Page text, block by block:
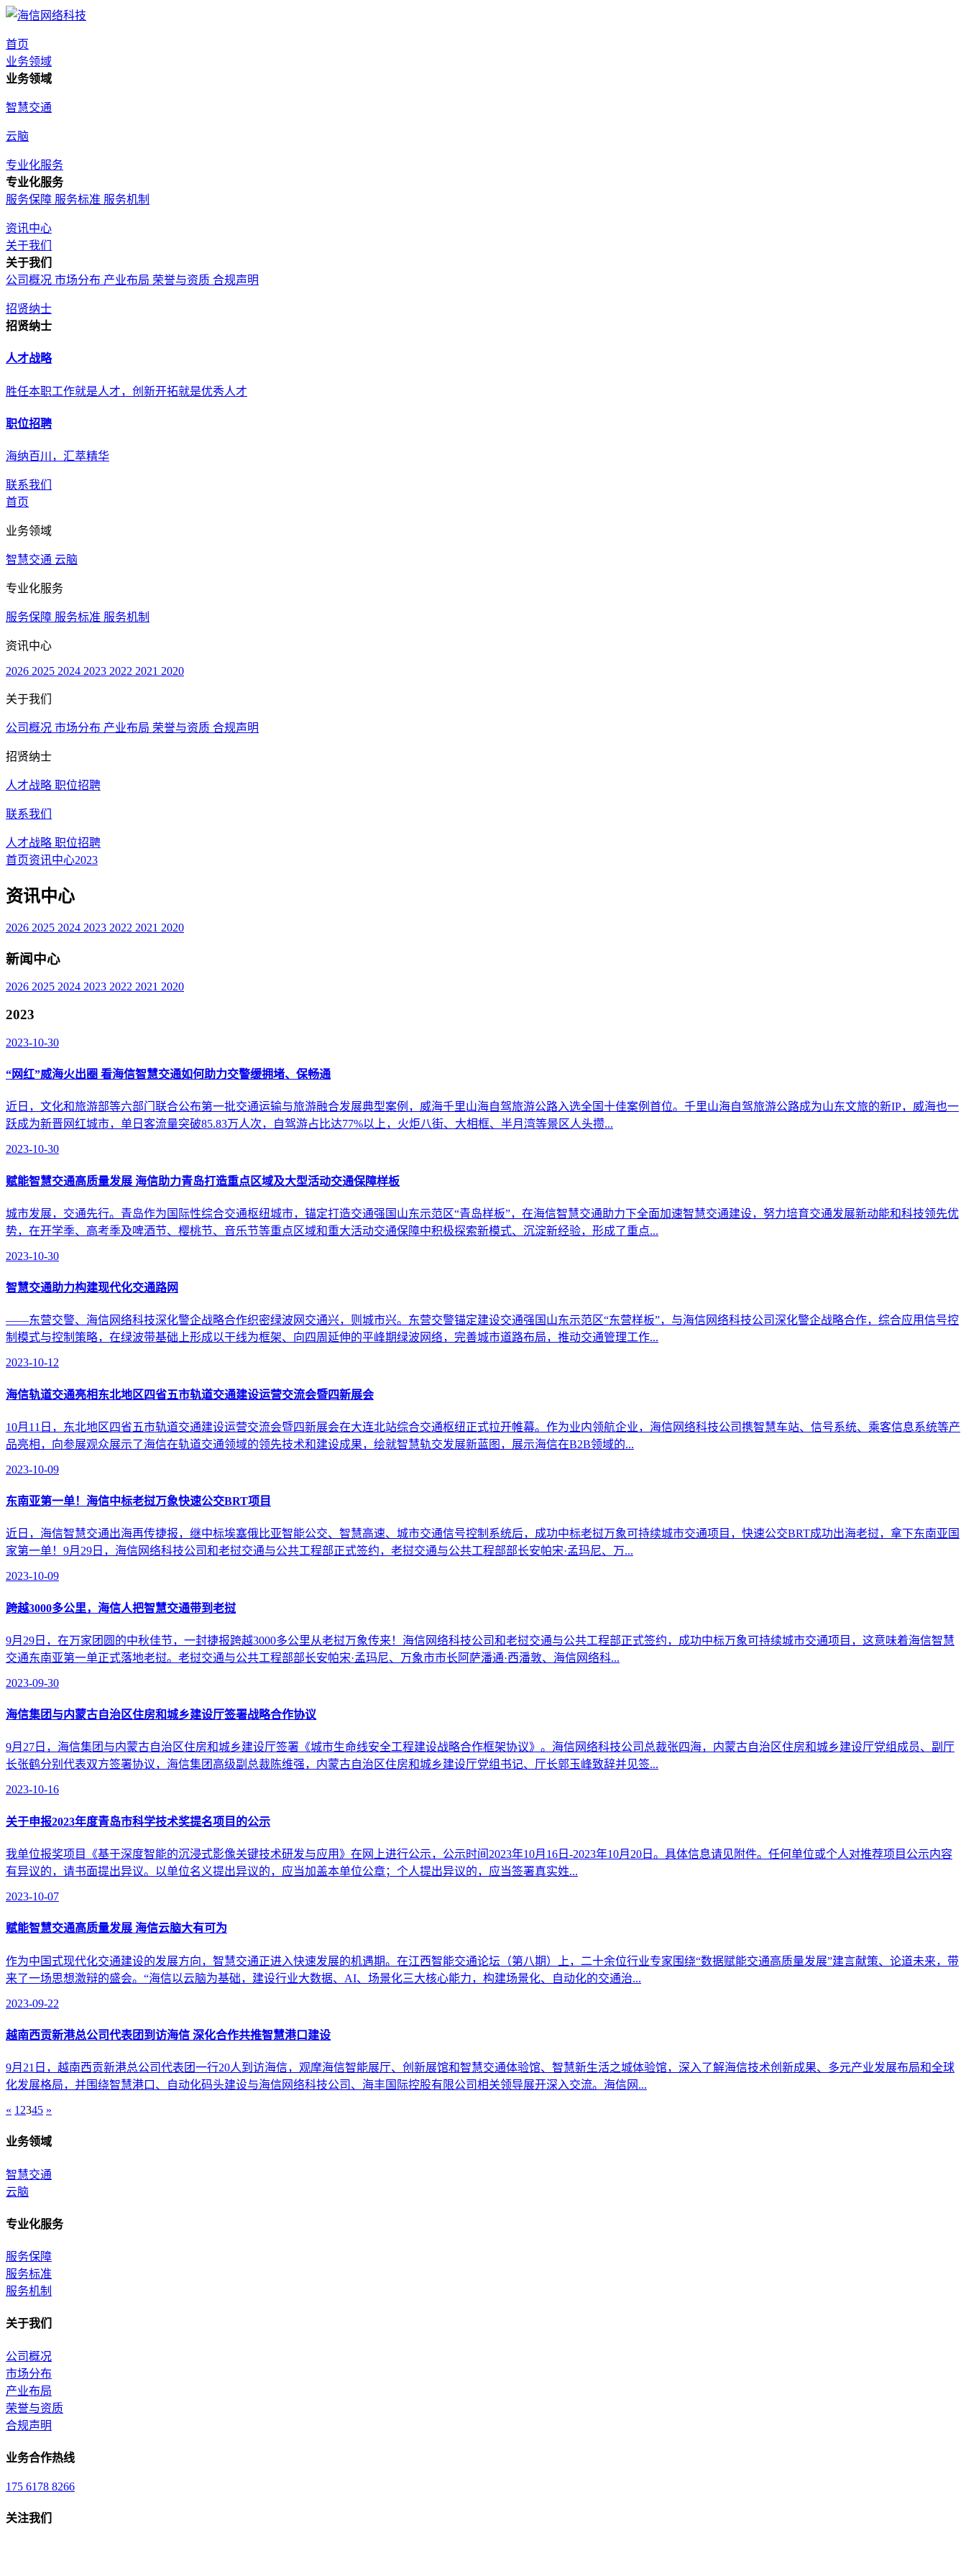
首页
业务领域
业务领域
智慧交通
云脑
专业化服务
专业化服务
服务保障 服务标准 服务机制
资讯中心
关于我们
关于我们
公司概况 市场分布 产业布局 荣誉与资质 合规声明
招贤纳士
招贤纳士
人才战略
胜任本职工作就是人才，创新开拓就是优秀人才
职位招聘
海纳百川，汇萃精华
联系我们
首页
业务领域
智慧交通 云脑
专业化服务
服务保障 服务标准 服务机制
资讯中心
2026 2025 2024 2023 2022 2021 2020
关于我们
公司概况 市场分布 产业布局 荣誉与资质 合规声明
招贤纳士
人才战略 职位招聘
联系我们
人才战略 职位招聘
首页资讯中心2023
资讯中心
2026 2025 2024 2023 2022 2021 2020
新闻中心
2026 2025 2024 2023 2022 2021 2020
2023
2023-10-30
“网红”威海火出圈 看海信智慧交通如何助力交警缓拥堵、保畅通
近日，文化和旅游部等六部门联合公布第一批交通运输与旅游融合发展典型案例，威海千里山海自驾旅游公路入选全国十佳案例首位。千里山海自驾旅游公路成为山东文旅的新IP，威海也一
跃成为新晋网红城市，单日客流量突破85.83万人次，自驾游占比达77%以上，火炬八街、大相框、半月湾等景区人头攒...
2023-10-30
赋能智慧交通高质量发展 海信助力青岛打造重点区域及大型活动交通保障样板
城市发展，交通先行。青岛作为国际性综合交通枢纽城市，锚定打造交通强国山东示范区“青岛样板”，在海信智慧交通助力下全面加速智慧交通建设，努力培育交通发展新动能和科技领先优
势，在开学季、高考季及啤酒节、樱桃节、音乐节等重点区域和重大活动交通保障中积极探索新模式、沉淀新经验，形成了重点...
2023-10-30
智慧交通助力构建现代化交通路网
——东营交警、海信网络科技深化警企战略合作织密绿波网交通兴，则城市兴。东营交警锚定建设交通强国山东示范区“东营样板”，与海信网络科技公司深化警企战略合作，综合应用信号控
制模式与控制策略，在绿波带基础上形成以干线为框架、向四周延伸的平峰期绿波网络，完善城市道路布局，推动交通管理工作...
2023-10-12
海信轨道交通亮相东北地区四省五市轨道交通建设运营交流会暨四新展会
10月11日，东北地区四省五市轨道交通建设运营交流会暨四新展会在大连北站综合交通枢纽正式拉开帷幕。作为业内领航企业，海信网络科技公司携智慧车站、信号系统、乘客信息系统等产
品亮相，向参展观众展示了海信在轨道交通领域的领先技术和建设成果，绘就智慧轨交发展新蓝图，展示海信在B2B领域的...
2023-10-09
东南亚第一单！海信中标老挝万象快速公交BRT项目
近日，海信智慧交通出海再传捷报，继中标埃塞俄比亚智能公交、智慧高速、城市交通信号控制系统后，成功中标老挝万象可持续城市交通项目，快速公交BRT成功出海老挝，拿下东南亚国
家第一单！9月29日，海信网络科技公司和老挝交通与公共工程部正式签约，老挝交通与公共工程部部长安帕宋·孟玛尼、万...
2023-10-09
跨越3000多公里，海信人把智慧交通带到老挝
9月29日，在万家团圆的中秋佳节，一封捷报跨越3000多公里从老挝万象传来！海信网络科技公司和老挝交通与公共工程部正式签约，成功中标万象可持续城市交通项目，这意味着海信智慧
交通东南亚第一单正式落地老挝。老挝交通与公共工程部部长安帕宋·孟玛尼、万象市市长阿萨潘通·西潘敦、海信网络科...
2023-09-30
海信集团与内蒙古自治区住房和城乡建设厅签署战略合作协议
9月27日，海信集团与内蒙古自治区住房和城乡建设厅签署《城市生命线安全工程建设战略合作框架协议》。海信网络科技公司总裁张四海，内蒙古自治区住房和城乡建设厅党组成员、副厅
长张鹤分别代表双方签署协议，海信集团高级副总裁陈维强，内蒙古自治区住房和城乡建设厅党组书记、厅长郭玉峰致辞并见签...
2023-10-16
关于申报2023年度青岛市科学技术奖提名项目的公示
我单位报奖项目《基于深度智能的沉浸式影像关键技术研发与应用》在网上进行公示，公示时间2023年10月16日-2023年10月20日。具体信息请见附件。任何单位或个人对推荐项目公示内容
有异议的，请书面提出异议。以单位名义提出异议的，应当加盖本单位公章；个人提出异议的，应当签署真实姓...
2023-10-07
赋能智慧交通高质量发展 海信云脑大有可为
作为中国式现代化交通建设的发展方向，智慧交通正进入快速发展的机遇期。在江西智能交通论坛（第八期）上，二十余位行业专家围绕“数据赋能交通高质量发展”建言献策、论道未来，带
来了一场思想激辩的盛会。“海信以云脑为基础，建设行业大数据、AI、场景化三大核心能力，构建场景化、自动化的交通治...
2023-09-22
越南西贡新港总公司代表团到访海信 深化合作共推智慧港口建设
9月21日，越南西贡新港总公司代表团一行20人到访海信，观摩海信智能展厅、创新展馆和智慧交通体验馆、智慧新生活之城体验馆，深入了解海信技术创新成果、多元产业发展布局和全球
化发展格局，并围绕智慧港口、自动化码头建设与海信网络科技公司、海丰国际控股有限公司相关领导展开深入交流。海信网...
« 1 2345 »
业务领域
智慧交通
云脑
专业化服务
服务保障
服务标准
服务机制
关于我们
公司概况
市场分布
产业布局
荣誉与资质
合规声明
业务合作热线
175 6178 8266
关注我们